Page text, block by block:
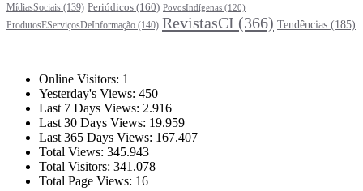
MídiasSociais (139) Periódicos (160) PovosIndígenas (120)
ProdutosEServiçosDeInformação (140) RevistasCI (366) Tendências (185)
Online Visitors: 1
Yesterday's Views: 450
Last 7 Days Views: 2.916
Last 30 Days Views: 19.959
Last 365 Days Views: 167.407
Total Views: 345.943
Total Visitors: 341.078
Total Page Views: 16